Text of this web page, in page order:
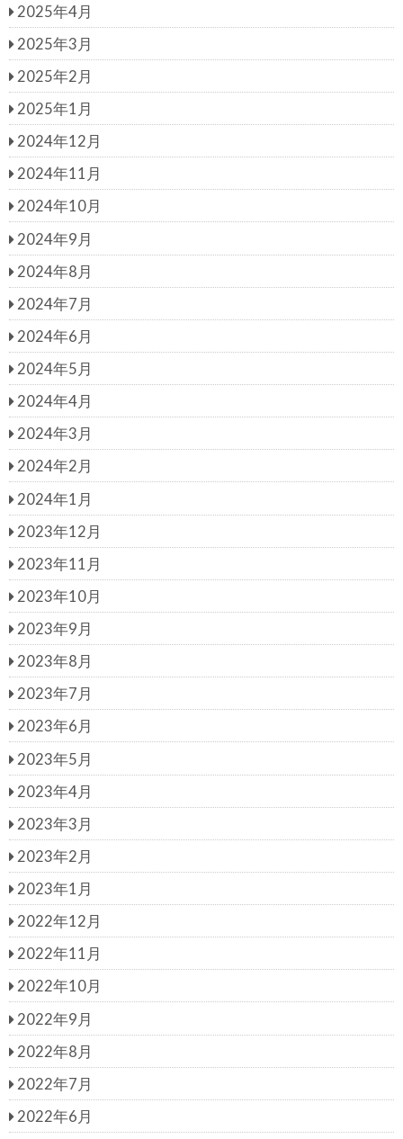
2025年4月
2025年3月
2025年2月
2025年1月
2024年12月
2024年11月
2024年10月
2024年9月
2024年8月
2024年7月
2024年6月
2024年5月
2024年4月
2024年3月
2024年2月
2024年1月
2023年12月
2023年11月
2023年10月
2023年9月
2023年8月
2023年7月
2023年6月
2023年5月
2023年4月
2023年3月
2023年2月
2023年1月
2022年12月
2022年11月
2022年10月
2022年9月
2022年8月
2022年7月
2022年6月